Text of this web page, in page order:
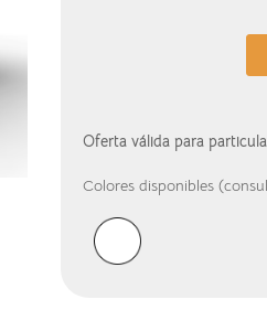
Oferta válida para
Colores disponibles